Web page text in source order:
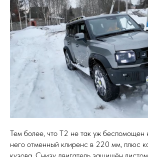
Тем более, что Т2 не так уж
него отменный клиренс в 220 мм, плюс